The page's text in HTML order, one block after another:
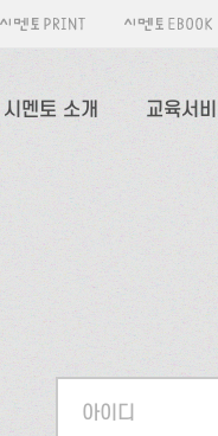
시멘토 소개 교육서
아이디